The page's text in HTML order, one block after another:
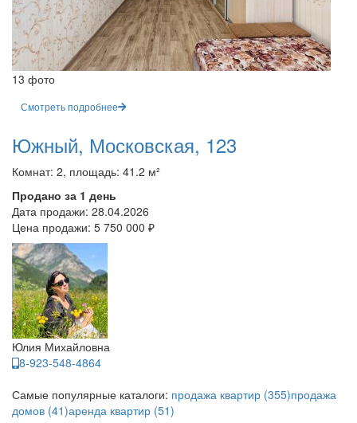
13 фото
Смотреть подробнее
Южный, Московская, 123
Комнат: 2, площадь: 41.2 м²
Продано за 1 день
Дата продажи: 28.04.2026
Цена продажи: 5 750 000 ₽
Юлия Михайловна
8-923-548-4864
Самые популярные каталоги: продажа квартир (355)продажа
домов (41)аренда квартир (51)